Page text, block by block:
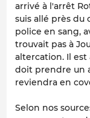
arrivé à l'arrêt
suis allé près du
police en sang,
trouvait pas à
altercation. Il est
doit prendre un
reviendra en
Selon nos